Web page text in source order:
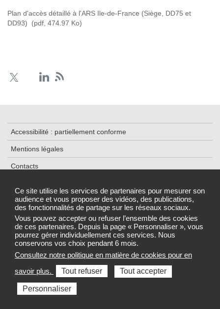
Ce site utilise les services de partenaires pour mesurer son
audience et vous proposer des vidéos, des publications,
des fonctionnalités de partage sur les réseaux sociaux.
Vous pouvez accepter ou refuser l’ensemble des cookies
de ces partenaires. Depuis la page « Personnaliser », vous
pourrez gérer individuellement ces services. Nous
conservons vos choix pendant 6 mois.
Consultez notre politique en matière de cookies pour en
savoir plus.
Tout refuser Tout accepter
Personnaliser
Plan d'accès détaillé à l'ARS Ile-de-France (Siège, DD75 et
DD93)
(pdf, 474.97 Ko)
Accessibilité : partiellement conforme
Mentions légales
Contacts
Traitement de données
Gestion des cookies
Sélectionnez une région pour accéder au site de votre Agence
régionale de santé
Toutes les ARS